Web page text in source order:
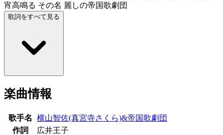
宵高鳴る その名 麗しの帝国歌劇団
歌詞をすべて見る
楽曲情報
歌手名
横山智佐(真宮寺さくら)&帝国歌劇団
作詞
広井王子